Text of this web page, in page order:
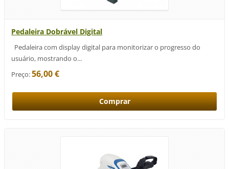
Pedaleira Dobrável Digital
Pedaleira com display digital para monitorizar o progresso do
usuário, mostrando o...
Preço:56,00 €